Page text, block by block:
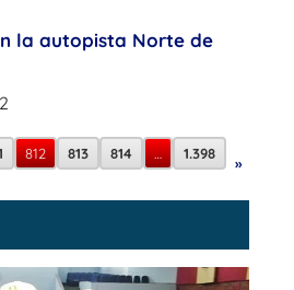
la autopista Norte de
812 813 814 … 1.398
»